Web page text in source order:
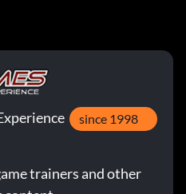
since 1998
trainers and other